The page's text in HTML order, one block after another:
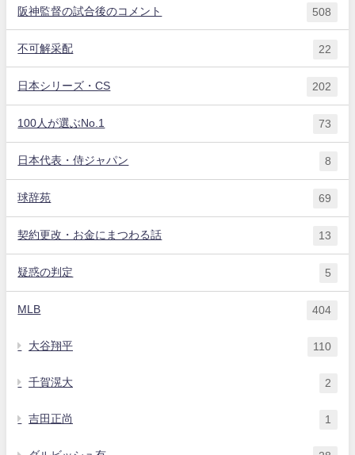
阪神監督の試合後のコメント 508
不可解采配 22
日本シリーズ・CS 202
100人が選ぶNo.1 73
日本代表・侍ジャパン 8
球辞苑 69
契約更改・お金にまつわる話 13
疑惑の判定 5
MLB 404
大谷翔平 110
千賀滉大 2
吉田正尚 1